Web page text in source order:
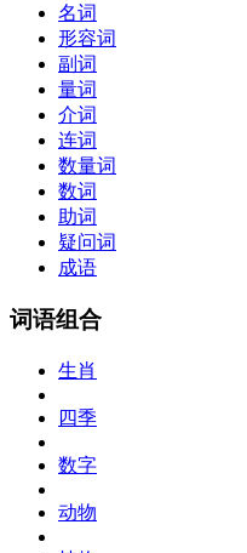
名词
形容词
副词
量词
介词
连词
数量词
数词
助词
疑问词
成语
词语组合
生肖
四季
数字
动物